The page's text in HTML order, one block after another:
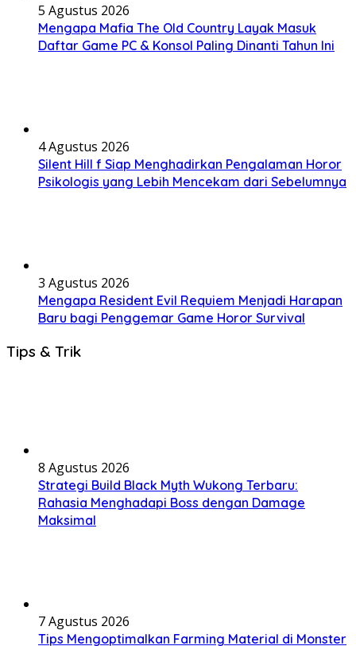
5 Agustus 2026
Mengapa Mafia The Old Country Layak Masuk
Daftar Game PC & Konsol Paling Dinanti Tahun Ini
4 Agustus 2026
Silent Hill f Siap Menghadirkan Pengalaman Horor
Psikologis yang Lebih Mencekam dari Sebelumnya
3 Agustus 2026
Mengapa Resident Evil Requiem Menjadi Harapan
Baru bagi Penggemar Game Horor Survival
Tips & Trik
8 Agustus 2026
Strategi Build Black Myth Wukong Terbaru:
Rahasia Menghadapi Boss dengan Damage
Maksimal
7 Agustus 2026
Tips Mengoptimalkan Farming Material di Monster